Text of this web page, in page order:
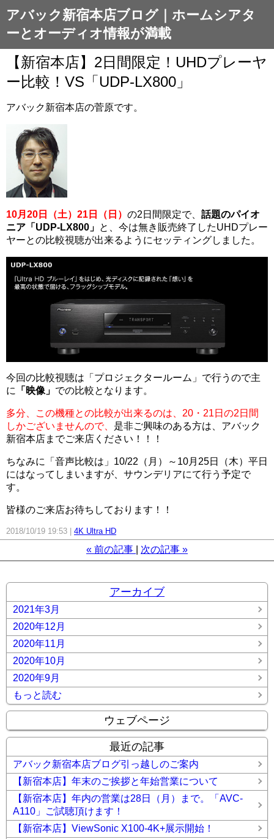
アバック新宿本店ブログ｜ホームシアタ
ーとオーディオ情報が満載
【新宿本店】2日間限定！UHDプレーヤ
ー比較！VS「UDP-LX800」
アバック新宿本店の菅原です。
10月20日（土）21日（日） の2日間限定で、 話題のパイオ
ニア「UDP-LX800」 と、今は無き販売終了したUHDプレー
ヤーとの比較視聴が出来るようにセッティングしました。
今回の比較視聴は「プロジェクタールーム」で行うので主
に
「映像」 での比較となります。
多分、この機種との比較が出来るのは、20・21日の2日間
しかございませんので、 是非ご興味のある方は、アバック
新宿本店までご来店ください！！！
ちなみに「音声比較は」10/22（月）～10月25日（木）平日
にはなってしまいますが、サウンデリアにて行う予定で
す。
皆様のご来店お待ちしております！！
2018/10/19 19:53 4K Ultra HD
« 前の記事 次の記事 »
アーカイブ
2021年3月
2020年12月
2020年11月
2020年10月
2020年9月
もっと読む
ウェブページ
最近の記事
アバック新宿本店ブログ引っ越しのご案内
【新宿本店】年末のご挨拶と年始営業について
【新宿本店】年内の営業は28日（月）まで。「AVC-
A110」ご試聴頂けます！
【新宿本店】ViewSonic X100-4K+展示開始！